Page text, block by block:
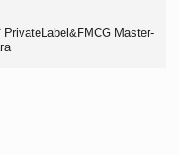
PrivateLabel&FMCG Master-